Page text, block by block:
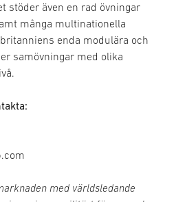
stöder även en rad övningar
många multinationella
enda modulära och
samövningar med olika
med världsledande